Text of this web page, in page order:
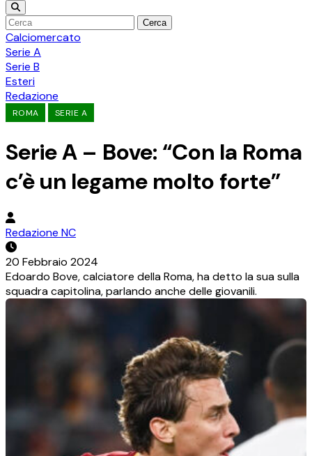
Cerca
Calciomercato
Serie A
Serie B
Esteri
Redazione
ROMA SERIE A
Serie A – Bove: “Con la Roma
c’è un legame molto forte”
Redazione NC
20 Febbraio 2024
Edoardo Bove, calciatore della Roma, ha detto la sua sulla
squadra capitolina, parlando anche delle giovanili.